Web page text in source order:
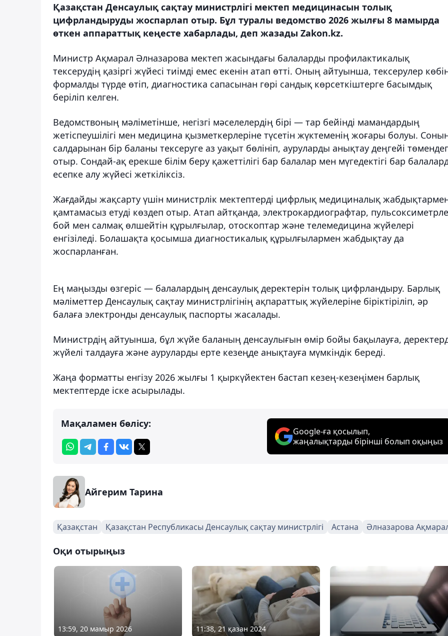
Қазақстан Денсаулық сақтау министрлігі мектеп медицинасын толық
цифрландыруды жоспарлап отыр. Бұл туралы ведомство 2026 жылғы 8 мамырда
өткен аппараттық кеңесте хабарлады, деп жазады Zakon.kz.
Министр Ақмарал Әлназарова мектеп жасындағы балаларды профилактикалық
тексерудің қазіргі жүйесі тиімді емес екенін атап өтті. Оның айтуынша, тексерулер
формалды түрде өтіп, диагностика сапасынан гөрі сандық көрсеткіштерге басымдық
беріліп келген.
Ведомствоның мәліметінше, негізгі мәселелердің бірі — тар бейінді мамандардың
жетіспеушілігі мен медицина қызметкерлеріне түсетін жүктеменің жоғары болуы.
салдарынан бір баланы тексеруге аз уақыт бөлініп, ауруларды анықтау деңгейі
отыр. Сондай-ақ ерекше білім беру қажеттілігі бар балалар мен мүгедектігі бар
есепке алу жүйесі жеткіліксіз.
Жағдайды жақсарту үшін министрлік мектептерді цифрлық медициналық
қамтамасыз етуді көздеп отыр. Атап айтқанда, электрокардиографтар,
бой мен салмақ өлшейтін құрылғылар, отоскоптар және телемедицина жүйелері
енгізіледі. Болашақта қосымша диагностикалық құрылғылармен жабдықтау да
жоспарланған.
Ең маңызды өзгеріс — балалардың денсаулық деректерін толық цифрландыру. Барлық
мәліметтер Денсаулық сақтау министрлігінің ақпараттық жүйелеріне біріктіріліп, әр
балаға электронды денсаулық паспорты жасалады.
Министрдің айтуынша, бұл жүйе баланың денсаулығын өмір бойы бақылауға,
жүйелі талдауға және ауруларды ерте кезеңде анықтауға мүмкіндік береді.
Жаңа форматты енгізу 2026 жылғы 1 қыркүйектен бастап кезең-кезеңімен барлық
мектептерде іске асырылады.
Мақаламен бөлісу:
Google-ға қосылып,
жаңалықтарды бірінші болып оқыңыз
Айгерим Тарина
Қазақстан Қазақстан Республикасы Денсаулық сақтау министрлігі Астана Әлназарова
Оқи отырыңыз
13:59, 20 мамыр 2026 11:38, 21 қазан 2024